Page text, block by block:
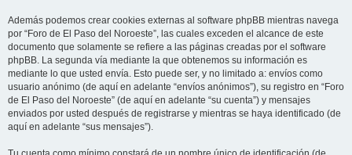
Además podemos crear cookies externas al software phpBB mientras navega
por “Foro de El Paso del Noroeste”, las cuales exceden el alcance de este
documento que solamente se refiere a las páginas creadas por el software
phpBB. La segunda vía mediante la que obtenemos su información es
mediante lo que usted envía. Esto puede ser, y no limitado a: envíos como
usuario anónimo (de aquí en adelante “envíos anónimos”), su registro en “Foro
de El Paso del Noroeste” (de aquí en adelante “su cuenta”) y mensajes
enviados por usted después de registrarse y mientras se haya identificado (de
aquí en adelante “sus mensajes”).